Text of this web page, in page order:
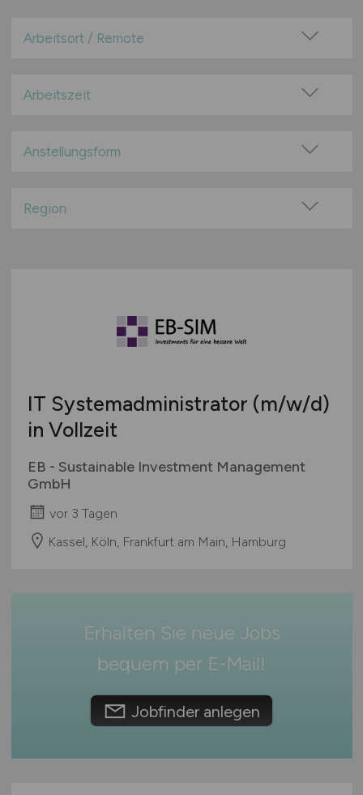
Arbeitsort / Remote
Home-Office möglich / Hybrid
Remote aus dem Ausland möglich
Arbeitszeit
Teilzeit
Anstellungsform
befristete Anstellung
geringfügige Beschäftigung / Minijob
Berufseinstieg / Trainee
Studentenjobs / Werkstudenten
Ausbildung / Studium
Praktikum
Region
Mecklenburg-Vorpommern
Niedersachsen
Rheinland-Pfalz
Sachsen
Sachsen-Anhalt
Österreich
International
IT Systemadministrator (m/w/d)
in Vollzeit
EB - Sustainable Investment Management
GmbH
vor 3 Tagen
Kassel, Köln, Frankfurt am Main, Hamburg
Erhalten Sie neue Jobs
bequem per E-Mail!
Jobfinder anlegen